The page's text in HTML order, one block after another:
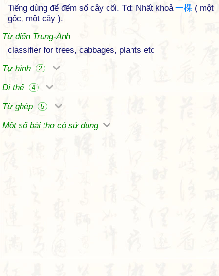
Tiếng dùng để đếm số cây cối. Td: Nhất khoả 一棵 ( một
gốc, một cây ).
Từ điển Trung-Anh
classifier for trees, cabbages, plants etc
Tự hình
2
Dị thể 4
Từ ghép 5
Một số bài thơ có sử dụng